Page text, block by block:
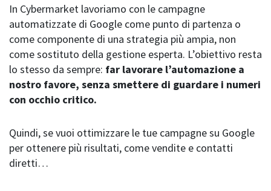
In Cybermarket lavoriamo con le campagne
automatizzate di Google come punto di partenza o
come componente di una strategia più ampia, non
come sostituto della gestione esperta. L’obiettivo resta
lo stesso da sempre: far lavorare l’automazione a
nostro favore, senza smettere di guardare i numeri
con occhio critico.
Quindi, se vuoi ottimizzare le tue campagne su Google
per ottenere più risultati, come vendite e contatti
diretti…